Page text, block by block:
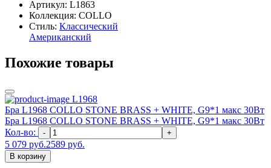
Артикул: L1863
Коллекция: COLLO
Стиль: Классический
Американский
Похожие товары
L1968
Бра L1968 COLLO STONE BRASS + WHITE, G9*1 макс 30Вт
Бра L1968 COLLO STONE BRASS + WHITE, G9*1 макс 30Вт
Кол-во:
- +
5 079 руб.2589 руб.
В корзину